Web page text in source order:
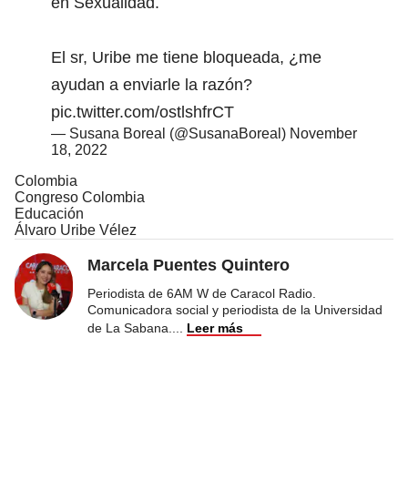
El sr, Uribe me tiene bloqueada, ¿me
ayudan a enviarle la razón?
pic.twitter.com/ostlshfrCT
— Susana Boreal (@SusanaBoreal) November
18, 2022
Colombia
Congreso Colombia
Educación
Álvaro Uribe Vélez
Marcela Puentes Quintero
Periodista de 6AM W de Caracol Radio.
Comunicadora social y periodista de la Universidad
de La Sabana.
Leer más